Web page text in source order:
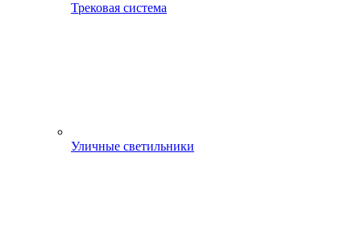
Трековая система
Уличные светильники